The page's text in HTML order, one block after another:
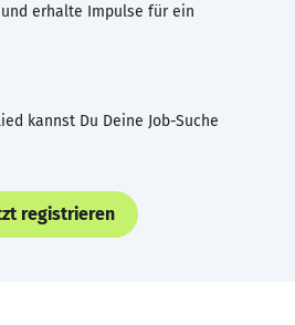
erhalte Impulse für ein
kannst Du Deine Job-Suche
registrieren